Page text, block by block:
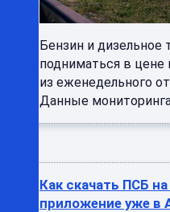
Бензин и
подниматься в цене
из еженедельного
Данные мониторинга
Как скачать ПСБ
приложение уже в